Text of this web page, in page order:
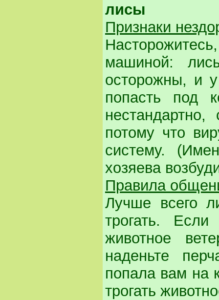
лисы
Признаки
машиной:
осторожны, и у
попасть под
потому что
систему.
хозяева
Правила
Лучше всего
трогать.
животное
наденьте
попала вам на
трогать